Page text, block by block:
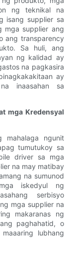
ng teknikal na
isang supplier sa
mga supplier ang
ang transparency
Sa huli, ang
ng kalidad ay
na pagkasira
ay
inaasahan sa
mga Kredensyal
mahalaga ngunit
tumutukoy sa
driver sa mga
na may matibay
na sumunod
iskedyul ng
serbisyo
mga supplier na
makaranas ng
paghahatid, o
lubhang